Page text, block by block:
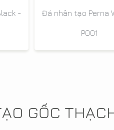
- Đá nhân tạo Perna
P001
GỐC